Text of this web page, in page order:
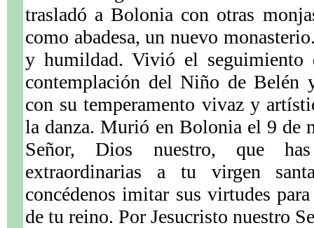
trasladó a Bolonia con otras
como abadesa, un nuevo
y humildad. Vivió el seguimiento
contemplación del Niño de Belén
con su temperamento vivaz y
la danza. Murió en Bolonia el 9 de
Señor, Dios nuestro, que
extraordinarias a tu virgen
concédenos imitar sus virtudes
de tu reino. Por Jesucristo nuestro